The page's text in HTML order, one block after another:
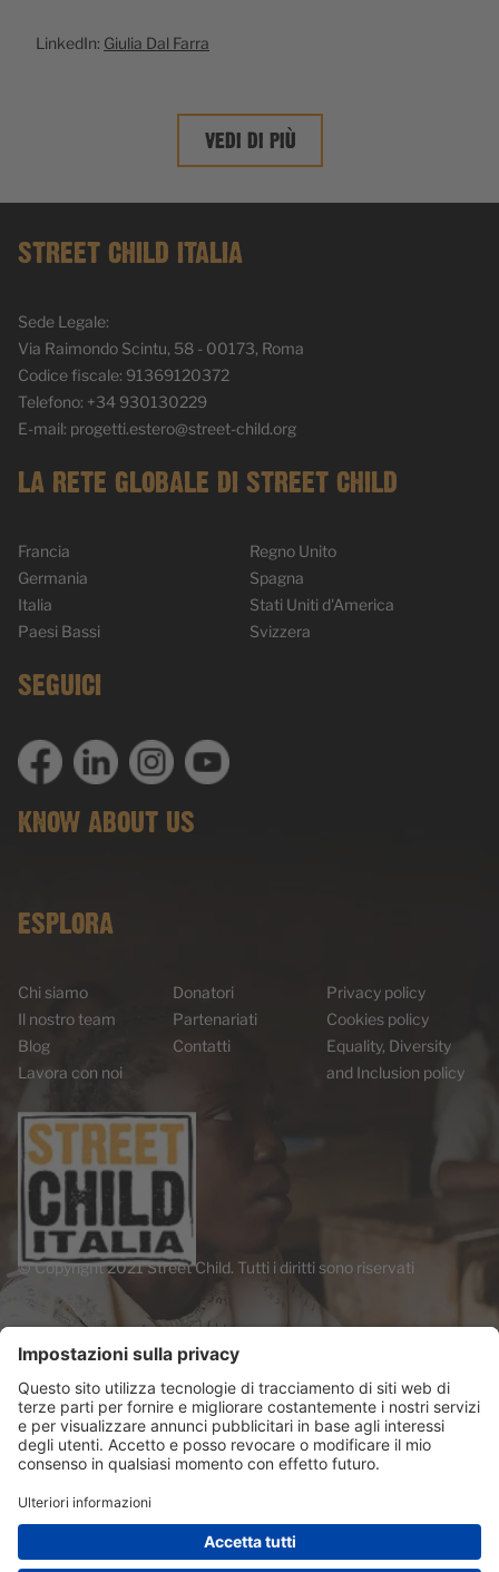
LinkedIn: Giulia Dal Farra
VEDI DI PIÙ
STREET CHILD ITALIA
Sede Legale:
Via Raimondo Scintu, 58 - 00173, Roma
Codice fiscale: 91369120372
Telefono: +34 930130229
E-mail: progetti.estero@street-child.org
LA RETE GLOBALE DI STREET CHILD
Francia
Germania
Italia
Paesi Bassi
Regno Unito
Spagna
Stati Uniti d'America
Svizzera
SEGUICI
KNOW ABOUT US
ESPLORA
Chi siamo
Il nostro team
Blog
Lavora con noi
Donatori
Partenariati
Contatti
Privacy policy
Cookies policy
Equality, Diversity
and Inclusion policy
© Copyright 2021 Street Child. Tutti i diritti sono riservati